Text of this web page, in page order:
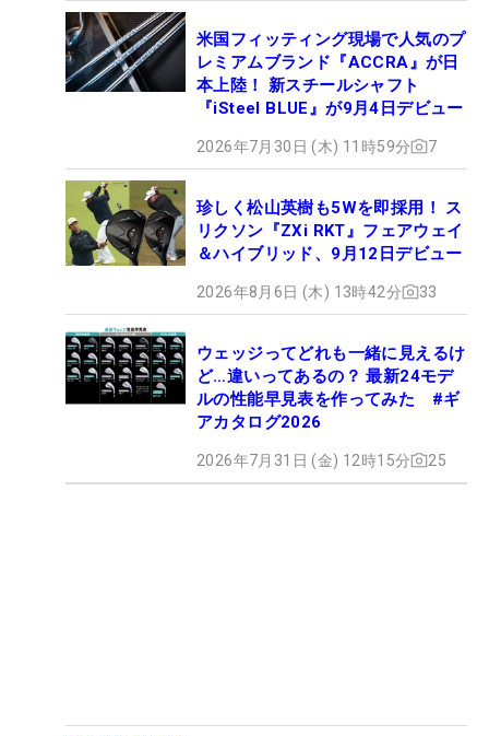
米国フィッティング現場で人気のプ
レミアムブランド『ACCRA』が日
本上陸！ 新スチールシャフト
『iSteel BLUE』が9月4日デビュー
2026年7月30日 (木) 11時59分 7
珍しく松山英樹も5Wを即採用！ ス
リクソン『ZXi RKT』フェアウェイ
＆ハイブリッド、9月12日デビュー
2026年8月6日 (木) 13時42分 33
ウェッジってどれも一緒に見えるけ
ど…違いってあるの？ 最新24モデ
ルの性能早見表を作ってみた #ギ
アカタログ2026
2026年7月31日 (金) 12時15分 25